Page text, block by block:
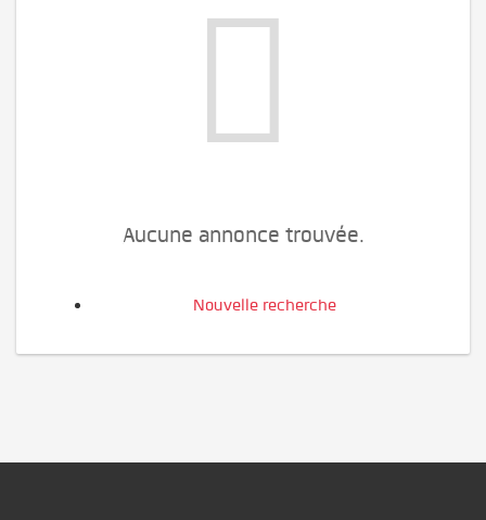
Aucune annonce trouvée.
Nouvelle recherche